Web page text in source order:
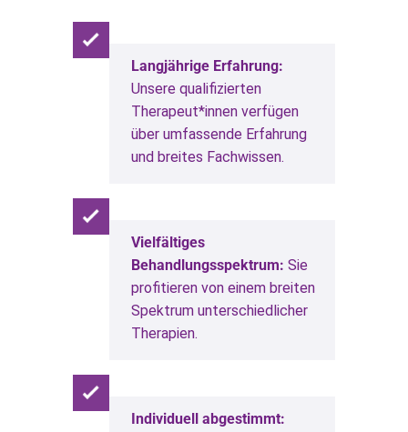
Langjährige Erfahrung:
Unsere qualifizierten
Therapeut*innen verfügen
über umfassende Erfahrung
und breites Fachwissen.
Vielfältiges
Behandlungsspektrum: Sie
profitieren von einem breiten
Spektrum unterschiedlicher
Therapien.
Individuell abgestimmt: